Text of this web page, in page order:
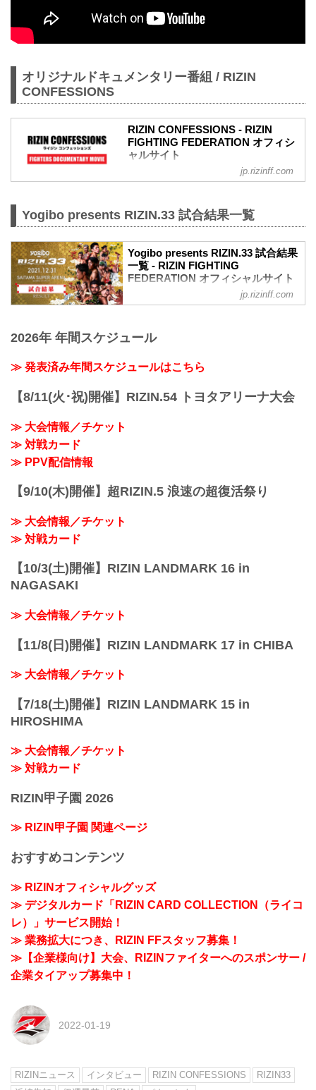
オリジナルドキュメンタリー番組 / RIZIN
CONFESSIONS
RIZIN CONFESSIONS - RIZIN
FIGHTING FEDERATION オフィシ
ャルサイト
RIZIN CONFESSIONS の記事一覧 - 格闘
イジン ファイティング フェデレーショ
ン）の情報・加盟団体について発信して
いきます。
jp.rizinff.com
Yogibo presents RIZIN.33 試合結果一覧
Yogibo presents RIZIN.33 試合結果
一覧 - RIZIN FIGHTING
FEDERATION オフィシャルサイト
第16試合／RIZIN JAPAN GP2021 バンタ
Full Fight | 朝倉海 vs. 扇久保博正 2 / Kai
RIZIN.33
RIZIN MMAトーナメントルール：5分
3R（61.0kg）
jp.rizinff.com
2026年 年間スケジュール
≫ 発表済み年間スケジュールはこちら
【8/11(火･祝)開催】RIZIN.54 トヨタアリーナ大会
≫ 大会情報／チケット
≫ 対戦カード
≫ PPV配信情報
【9/10(木)開催】超RIZIN.5 浪速の超復活祭り
≫ 大会情報／チケット
≫ 対戦カード
【10/3(土)開催】RIZIN LANDMARK 16 in
NAGASAKI
≫ 大会情報／チケット
【11/8(日)開催】RIZIN LANDMARK 17 in CHIBA
≫ 大会情報／チケット
【7/18(土)開催】RIZIN LANDMARK 15 in
HIROSHIMA
≫ 大会情報／チケット
≫ 対戦カード
RIZIN甲子園 2026
≫ RIZIN甲子園 関連ページ
おすすめコンテンツ
≫ RIZINオフィシャルグッズ
≫ デジタルカード「RIZIN CARD COLLECTION（ライコ
レ）」サービス開始！
≫ 業務拡大につき、RIZIN FFスタッフ募集！
≫【企業様向け】大会、RIZINファイターへのスポンサー /
企業タイアップ募集中！
2022-01-19
RIZINニュース インタビュー RIZIN CONFESSIONS
RIZIN33